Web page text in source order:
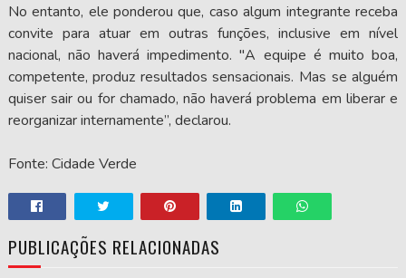
No entanto, ele ponderou que, caso algum integrante receba
convite para atuar em outras funções, inclusive em nível
nacional, não haverá impedimento. "A equipe é muito boa,
competente, produz resultados sensacionais. Mas se alguém
quiser sair ou for chamado, não haverá problema em liberar e
reorganizar internamente”, declarou.
Fonte: Cidade Verde
PUBLICAÇÕES RELACIONADAS